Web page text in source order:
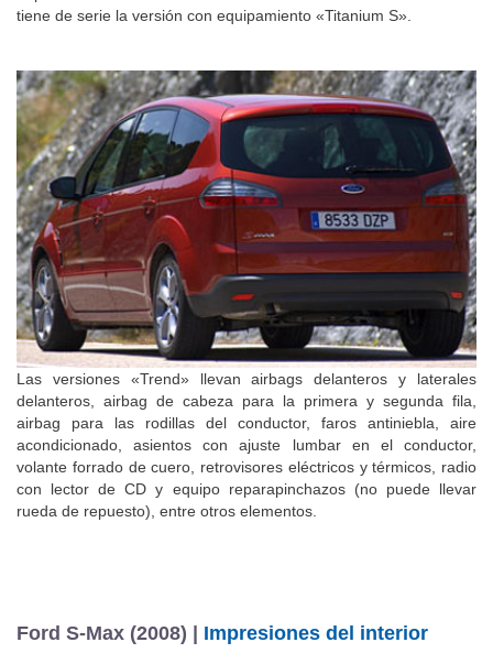
tiene de serie la versión con equipamiento «Titanium S».
Las versiones «Trend» llevan airbags delanteros y laterales
delanteros, airbag de cabeza para la primera y segunda fila,
airbag para las rodillas del conductor, faros antiniebla, aire
acondicionado, asientos con ajuste lumbar en el conductor,
volante forrado de cuero, retrovisores eléctricos y térmicos, radio
con lector de CD y equipo reparapinchazos (no puede llevar
rueda de repuesto), entre otros elementos.
Ford S-Max (2008) | Impresiones del interior